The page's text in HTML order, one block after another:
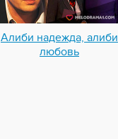
Алиби надежда, алиби
любовь